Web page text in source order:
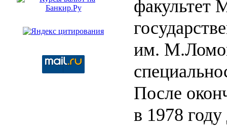
факультет
им.
После
в 1978